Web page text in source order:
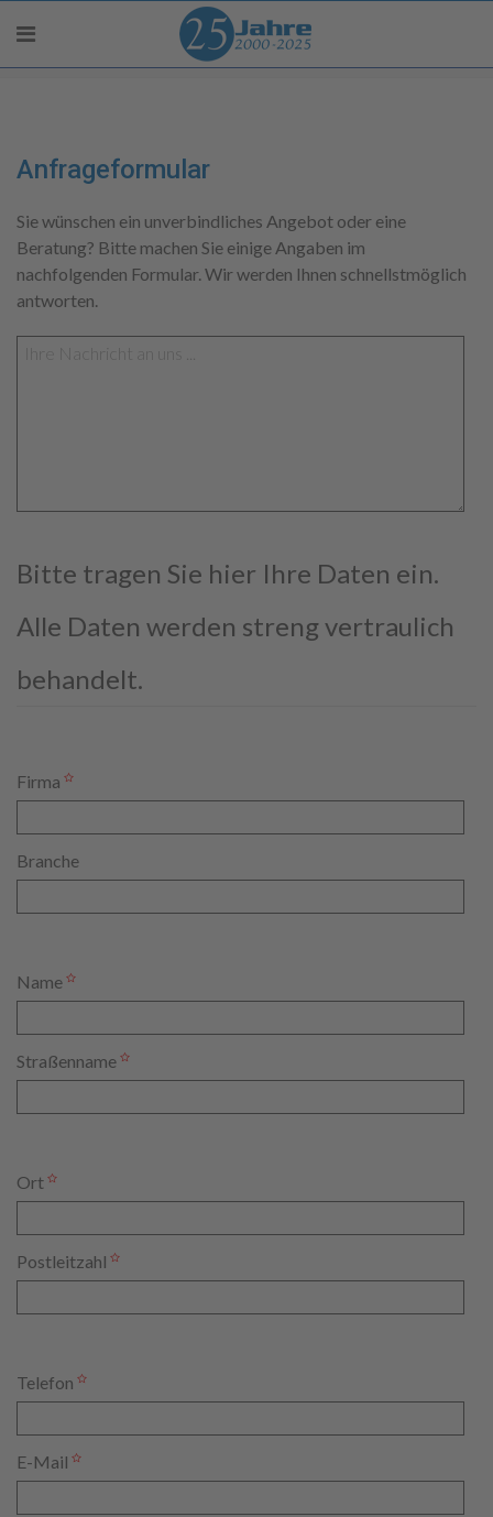
Anfrageformular
Sie wünschen ein unverbindliches Angebot oder eine
Beratung? Bitte machen Sie einige Angaben im
nachfolgenden Formular. Wir werden Ihnen schnellstmöglich
antworten.
Bitte tragen Sie hier Ihre Daten ein.
Alle Daten werden streng vertraulich
behandelt.
Firma
Branche
Name
Straßenname
Ort
Postleitzahl
Telefon
E-Mail